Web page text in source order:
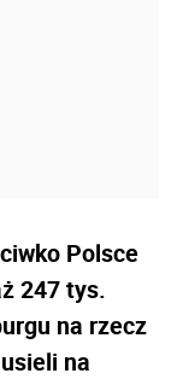
Polsce
247 tys.
na rzecz
na